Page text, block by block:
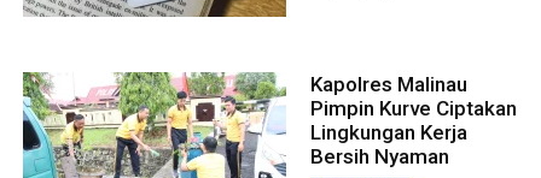
Kapolres Malinau
Pimpin Kurve Ciptakan
Lingkungan Kerja
Bersih Nyaman